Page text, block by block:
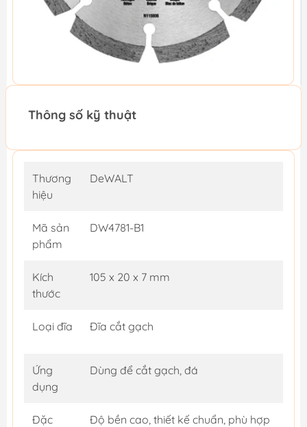
Thông số kỹ thuật
Thương
hiệu
DeWALT
Mã sản
phẩm
DW4781-B1
Kích
thước
105 x 20 x 7 mm
Loại đĩa Đĩa cắt gạch
Ứng
dụng
Dùng để cắt gạch, đá
Đặc
Độ bền cao, thiết kế chuẩn, phù hợp